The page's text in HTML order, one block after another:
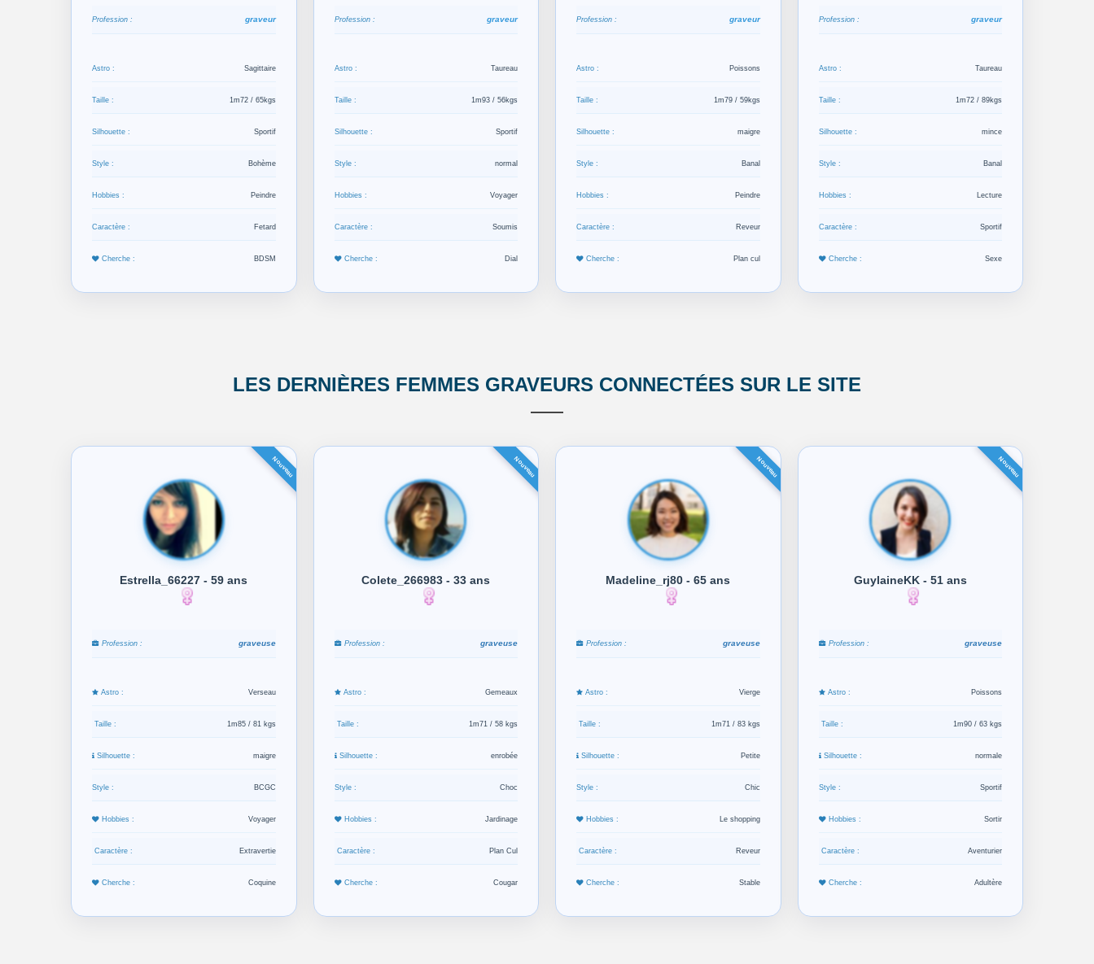
Profession : graveur
Astro : Sagittaire
Taille : 1m72 / 65kgs
Silhouette : Sportif
Style : Bohème
Hobbies : Peindre
Caractère : Fetard
Cherche : BDSM
Profession : graveur
Astro : Taureau
Taille : 1m93 / 56kgs
Silhouette : Sportif
Style : normal
Hobbies : Voyager
Caractère : Soumis
Cherche : Dial
Profession : graveur
Astro : Poissons
Taille : 1m79 / 59kgs
Silhouette : maigre
Style : Banal
Hobbies : Peindre
Caractère : Reveur
Cherche : Plan cul
Profession : graveur
Astro : Taureau
Taille : 1m72 / 89kgs
Silhouette : mince
Style : Banal
Hobbies : Lecture
Caractère : Sportif
Cherche : Sexe
LES DERNIÈRES FEMMES GRAVEURS CONNECTÉES SUR LE SITE
Estrella_66227 - 59 ans
Profession : graveuse
Astro : Verseau
Taille : 1m85 / 81 kgs
Silhouette : maigre
Style : BCGC
Hobbies : Voyager
Caractère : Extravertie
Cherche : Coquine
Colete_266983 - 33 ans
Profession : graveuse
Astro : Gemeaux
Taille : 1m71 / 58 kgs
Silhouette : enrobée
Style : Choc
Hobbies : Jardinage
Caractère : Plan Cul
Cherche : Cougar
Madeline_rj80 - 65 ans
Profession : graveuse
Astro : Vierge
Taille : 1m71 / 83 kgs
Silhouette : Petite
Style : Chic
Hobbies : Le shopping
Caractère : Reveur
Cherche : Stable
GuylaineKK - 51 ans
Profession : graveuse
Astro : Poissons
Taille : 1m90 / 63 kgs
Silhouette : normale
Style : Sportif
Hobbies : Sortir
Caractère : Aventurier
Cherche : Adultère